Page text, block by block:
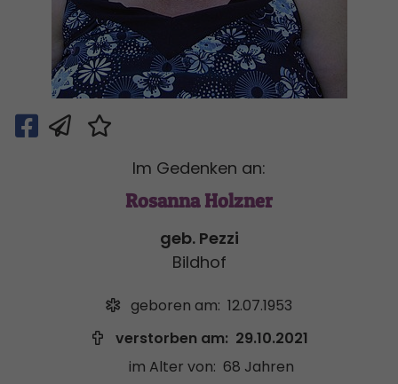
Im Gedenken an:
Rosanna Holzner
geb. Pezzi
Bildhof
geboren am: 12.07.1953
verstorben am: 29.10.2021
im Alter von: 68 Jahren